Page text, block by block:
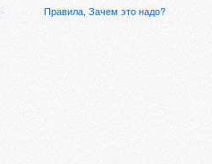
Правила, Зачем это надо?